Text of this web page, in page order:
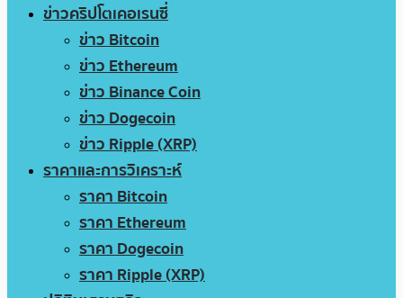
ข่าวคริปโตเคอเรนซี่
ข่าว Bitcoin
ข่าว Ethereum
ข่าว Binance Coin
ข่าว Dogecoin
ข่าว Ripple (XRP)
ราคาและการวิเคราะห์
ราคา Bitcoin
ราคา Ethereum
ราคา Dogecoin
ราคา Ripple (XRP)